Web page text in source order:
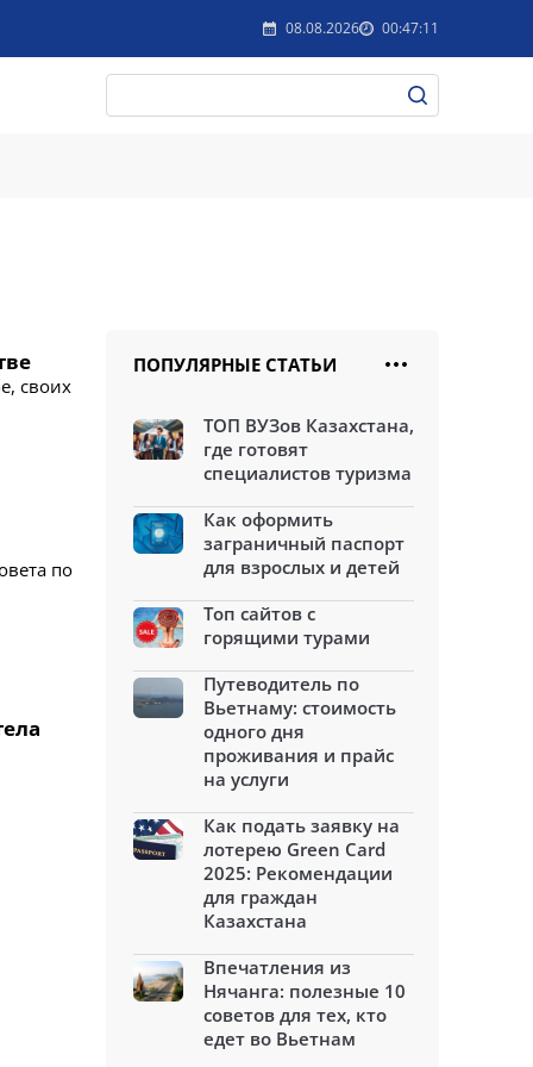
08.08.2026 00:47:11
своих
по
ПОПУЛЯРНЫЕ СТАТЬИ
ТОП ВУЗов Казахстана,
где готовят
специалистов туризма
Как оформить
заграничный паспорт
для взрослых и детей
Топ сайтов с
горящими турами
Путеводитель по
Вьетнаму: стоимость
одного дня
проживания и прайс
на услуги
Как подать заявку на
лотерею Green Card
2025: Рекомендации
для граждан
Казахстана
Впечатления из
Нячанга: полезные 10
советов для тех, кто
едет во Вьетнам